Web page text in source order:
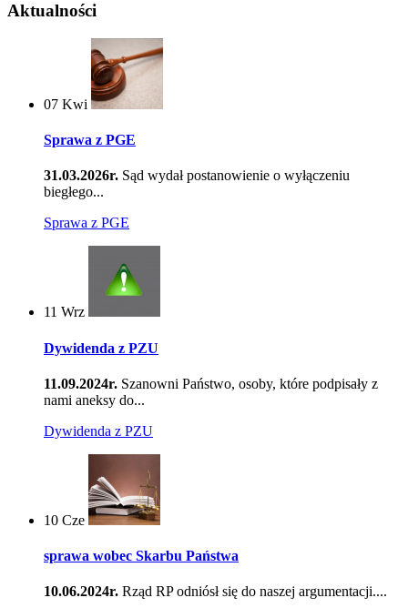
Aktualności
07 Kwi
Sprawa z PGE
31.03.2026r. Sąd wydał postanowienie o wyłączeniu
biegłego...
Sprawa z PGE
11 Wrz
Dywidenda z PZU
11.09.2024r. Szanowni Państwo, osoby, które podpisały z
nami aneksy do...
Dywidenda z PZU
10 Cze
sprawa wobec Skarbu Państwa
10.06.2024r. Rząd RP odniósł się do naszej argumentacji....